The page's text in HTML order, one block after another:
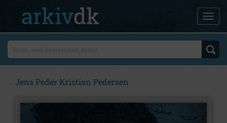
Jens Peder Kristian Pedersen